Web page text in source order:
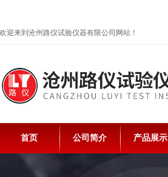
欢迎来到沧州路仪试验仪器有限公司网站！
首页 公司简介 产品展示